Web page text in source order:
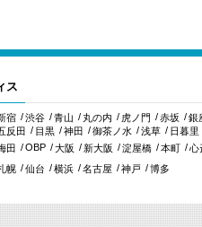
ス
宿 渋谷 青山 丸の内 虎ノ門 赤坂 銀
反田
目黒 神田 御茶ノ水 浅草 日暮里
田 OBP 大阪 新大阪 淀屋橋 本町
心
幌 仙台 横浜 名古屋 神戸 博多